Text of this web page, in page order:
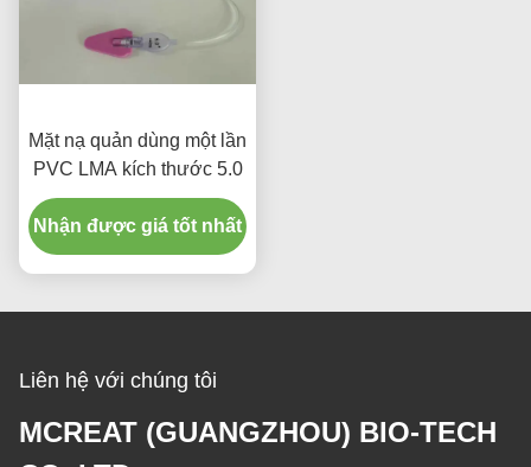
Mặt nạ quản dùng một lần
PVC LMA kích thước 5.0
Nhận được giá tốt nhất
Liên hệ với chúng tôi
MCREAT (GUANGZHOU) BIO-TECH